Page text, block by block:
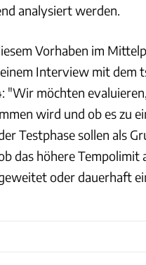
analysiert werden.
Vorhaben im
Interview mit dem
"Wir möchten
wird und ob es zu
Testphase sollen als
das höhere Tempolimit
oder dauerhaft